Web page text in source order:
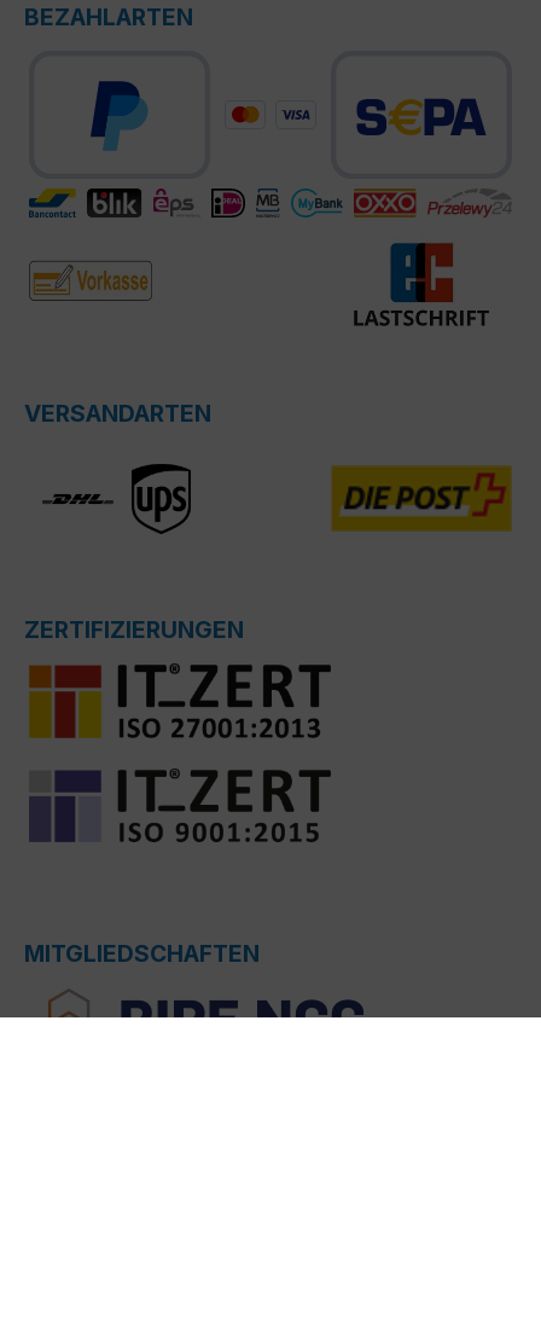
BEZAHLARTEN
VERSANDARTEN
ZERTIFIZIERUNGEN
MITGLIEDSCHAFTEN